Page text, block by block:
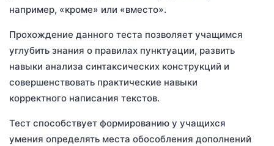
например, «кроме» или «вместо».
Прохождение данного теста позволяет учащимся
углубить знания о правилах пунктуации, развить
навыки анализа синтаксических конструкций и
совершенствовать практические навыки
корректного написания текстов.
Тест способствует формированию у учащихся
умения определять места обособления дополнений